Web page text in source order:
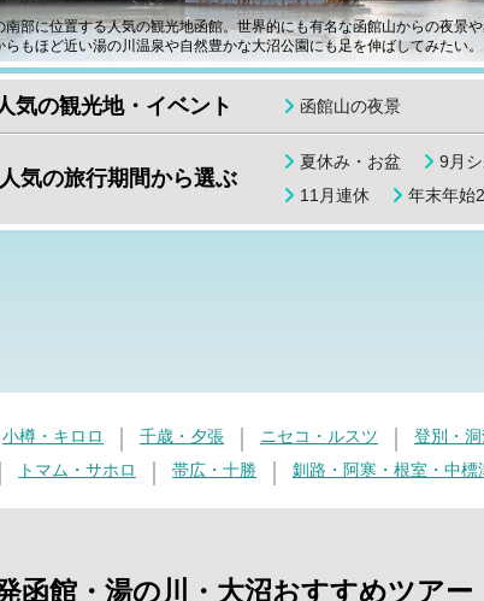
南部に位置する人気の観光地函館。世界的にも有名な函館山からの夜景
らもほど近い湯の川温泉や自然豊かな大沼公園にも足を伸ばしてみたい。
気の観光地・イベント 函館山の夜景
人気の旅行期間から選ぶ
夏休み・お盆 9月
11月連休
年末年始
小樽・キロロ 千歳・夕張 ニセコ・ルスツ 登別・洞
トマム・サホロ 帯広・十勝 釧路・阿寒・根室・中標
函館・湯の川・大沼おすすめツアー